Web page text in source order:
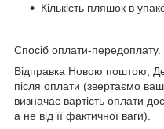
Кількість пляшок в
Спосіб оплати-передоплату.
Відправка Новою поштою,
після оплати (звертаємо
визначає вартість оплати
а не від її фактичної ваги).